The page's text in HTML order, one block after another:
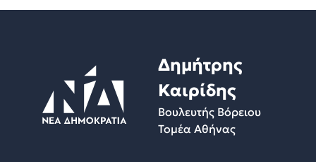
Δημήτρης
Καιρίδης
Βουλευτής Βόρειου
Τομέα Αθήνας